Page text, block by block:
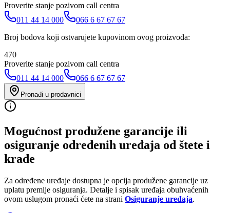
Proverite stanje pozivom call centra
011 44 14 000
066 6 67 67 67
Broj bodova koji ostvarujete kupovinom ovog proizvoda:
470
Proverite stanje pozivom call centra
011 44 14 000
066 6 67 67 67
Pronađi u prodavnici
Mogućnost produžene garancije ili
osiguranje određenih uređaja od štete i
krađe
Za određene uređaje dostupna je opcija produžene garancije uz
uplatu premije osiguranja. Detalje i spisak uređaja obuhvaćenih
ovom uslugom pronaći ćete na strani Osiguranje uređaja.